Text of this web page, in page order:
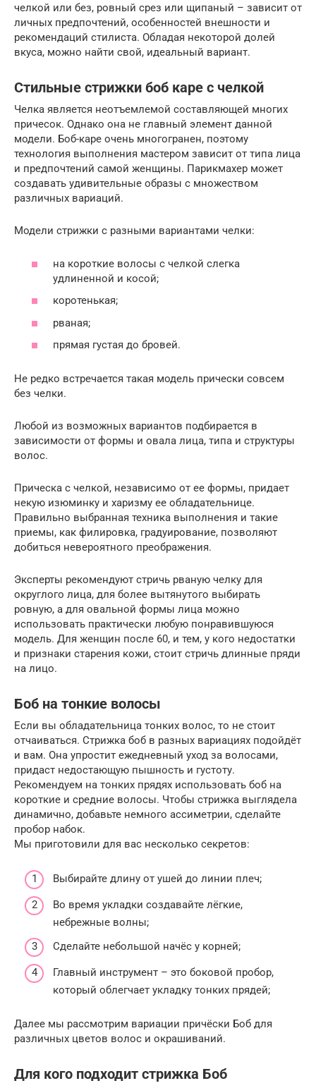
челкой или без, ровный срез или щипаный – зависит от
личных предпочтений, особенностей внешности и
рекомендаций стилиста. Обладая некоторой долей
вкуса, можно найти свой, идеальный вариант.
Стильные стрижки боб каре с челкой
Челка является неотъемлемой составляющей многих
причесок. Однако она не главный элемент данной
модели. Боб-каре очень многогранен, поэтому
технология выполнения мастером зависит от типа лица
и предпочтений самой женщины. Парикмахер может
создавать удивительные образы с множеством
различных вариаций.
Модели стрижки с разными вариантами челки:
на короткие волосы с челкой слегка
удлиненной и косой;
коротенькая;
рваная;
прямая густая до бровей.
Не редко встречается такая модель прически совсем
без челки.
Любой из возможных вариантов подбирается в
зависимости от формы и овала лица, типа и структуры
волос.
Прическа с челкой, независимо от ее формы, придает
некую изюминку и харизму ее обладательнице.
Правильно выбранная техника выполнения и такие
приемы, как филировка, градуирование, позволяют
добиться невероятного преображения.
Эксперты рекомендуют стричь рваную челку для
округлого лица, для более вытянутого выбирать
ровную, а для овальной формы лица можно
использовать практически любую понравившуюся
модель. Для женщин после 60, и тем, у кого недостатки
и признаки старения кожи, стоит стричь длинные пряди
на лицо.
Боб на тонкие волосы
Если вы обладательница тонких волос, то не стоит
отчаиваться. Стрижка боб в разных вариациях подойдёт
и вам. Она упростит ежедневный уход за волосами,
придаст недостающую пышность и густоту.
Рекомендуем на тонких прядях использовать боб на
короткие и средние волосы. Чтобы стрижка выглядела
динамично, добавьте немного ассиметрии, сделайте
пробор набок.
Мы приготовили для вас несколько секретов:
Выбирайте длину от ушей до линии плеч;
Во время укладки создавайте лёгкие,
небрежные волны;
Сделайте небольшой начёс у корней;
Главный инструмент – это боковой пробор,
который облегчает укладку тонких прядей;
Далее мы рассмотрим вариации причёски Боб для
различных цветов волос и окрашиваний.
Для кого подходит стрижка Боб